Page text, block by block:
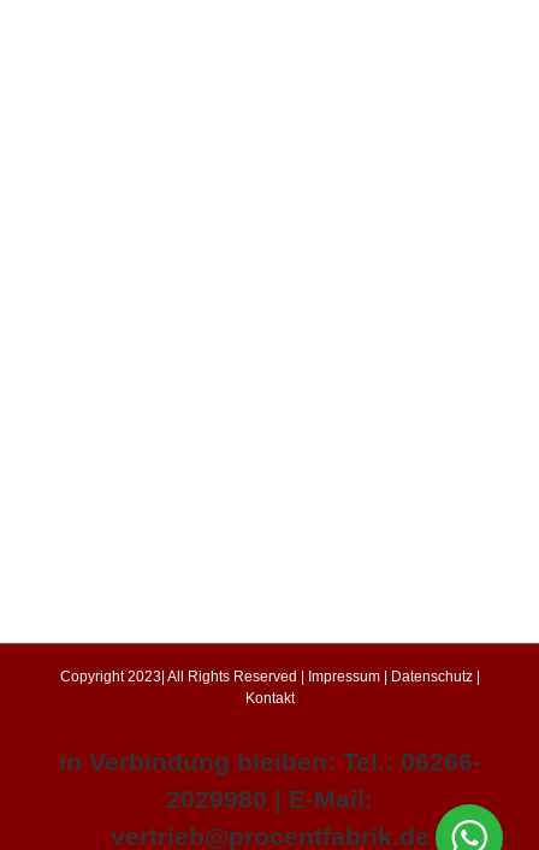
Copyright 2023| All Rights Reserved | Impressum| Datenschutz|
Kontakt
in Verbindung bleiben: Tel.: 06266-
2029980 | E-Mail:
vertrieb@procentfabrik.de